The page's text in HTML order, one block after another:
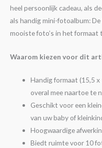
heel persoonlijk cadeau, als
als handig mini-fotoalbum:
mooiste foto’s in het formaat
Waarom kiezen voor dit
Handig formaat (15,5
overal mee naartoe te
Geschikt voor een
van uw baby of
Hoogwaardige
Biedt ruimte voor 10